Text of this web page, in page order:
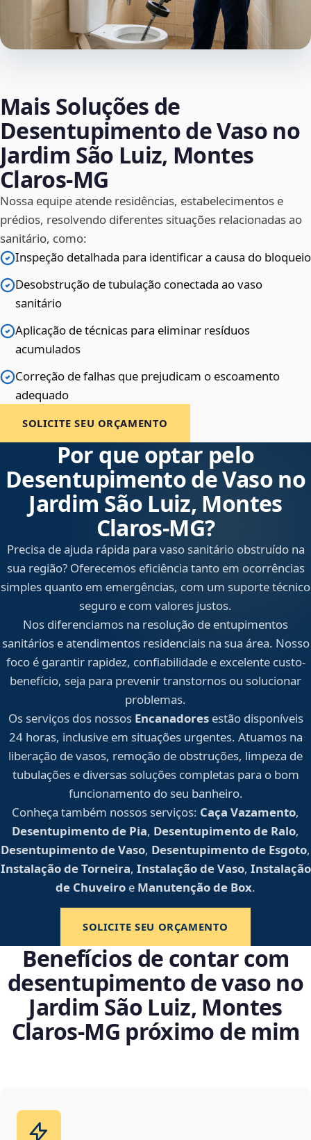
Mais Soluções de
Desentupimento de Vaso no
Jardim São Luiz, Montes
Claros‑MG
Nossa equipe atende residências, estabelecimentos e
prédios, resolvendo diferentes situações relacionadas ao
sanitário, como:
Inspeção detalhada para identificar a causa do bloqueio
Desobstrução de tubulação conectada ao vaso
sanitário
Aplicação de técnicas para eliminar resíduos
acumulados
Correção de falhas que prejudicam o escoamento
adequado
SOLICITE SEU ORÇAMENTO
Por que optar pelo
Desentupimento de Vaso no
Jardim São Luiz, Montes
Claros‑MG?
Precisa de ajuda rápida para vaso sanitário obstruído na
sua região? Oferecemos eficiência tanto em ocorrências
simples quanto em emergências, com um suporte técnico
seguro e com valores justos.
Nos diferenciamos na resolução de entupimentos
sanitários e atendimentos residenciais na sua área. Nosso
foco é garantir rapidez, confiabilidade e excelente custo-
benefício, seja para prevenir transtornos ou solucionar
problemas.
Os serviços dos nossos Encanadoresestão disponíveis
24 horas, inclusive em situações urgentes. Atuamos na
liberação de vasos, remoção de obstruções, limpeza de
tubulações e diversas soluções completas para o bom
funcionamento do seu banheiro.
Conheça também nossos serviços: Caça Vazamento,
Desentupimento de Pia, Desentupimento de Ralo,
Desentupimento de Vaso, Desentupimento de Esgoto,
Instalação de Torneira, Instalação de Vaso, Instalação
de Chuveiro e Manutenção de Box.
SOLICITE SEU ORÇAMENTO
Benefícios de contar com
desentupimento de vaso no
Jardim São Luiz, Montes
Claros‑MG próximo de mim